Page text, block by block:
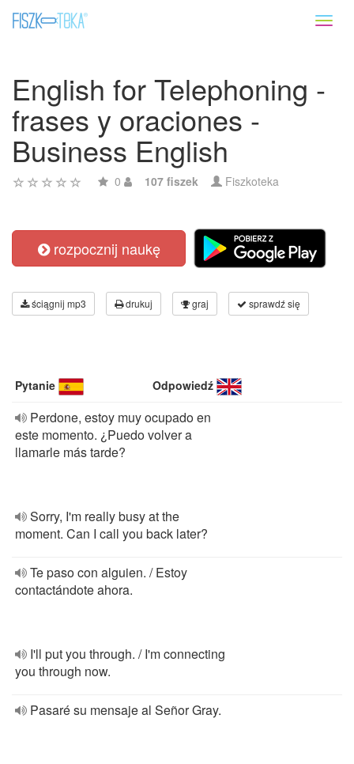
English for Telephoning -
frases y oraciones -
Business English
0 107 fiszek Fiszkoteka
rozpocznij naukę
ściągnij mp3 drukuj graj sprawdź się
Pytanie Odpowiedź
Perdone, estoy muy ocupado en
este momento. ¿Puedo volver a
llamarle más tarde?
Sorry, I'm really busy at the
moment. Can I call you back later?
Te paso con alguien. / Estoy
contactándote ahora.
I'll put you through. / I'm connecting
you through now.
Pasaré su mensaje al Señor Gray.